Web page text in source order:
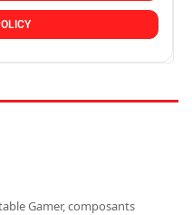
Gamer, composants